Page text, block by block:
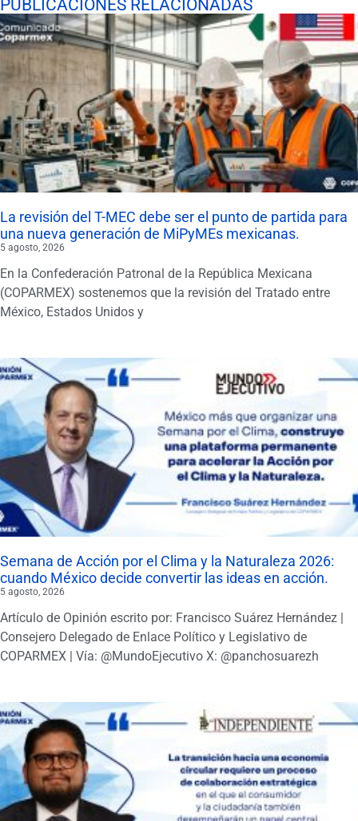
PUBLICACIONES RELACIONADAS
La revisión del T-MEC debe ser el punto de partida para
una nueva generación de MiPyMEs mexicanas.
5 agosto, 2026
En la Confederación Patronal de la República Mexicana
(COPARMEX) sostenemos que la revisión del Tratado entre
México, Estados Unidos y
Semana de Acción por el Clima y la Naturaleza 2026:
cuando México decide convertir las ideas en acción.
5 agosto, 2026
Artículo de Opinión escrito por: Francisco Suárez Hernández |
Consejero Delegado de Enlace Político y Legislativo de
COPARMEX | Vía: @MundoEjecutivo X: @panchosuarezh